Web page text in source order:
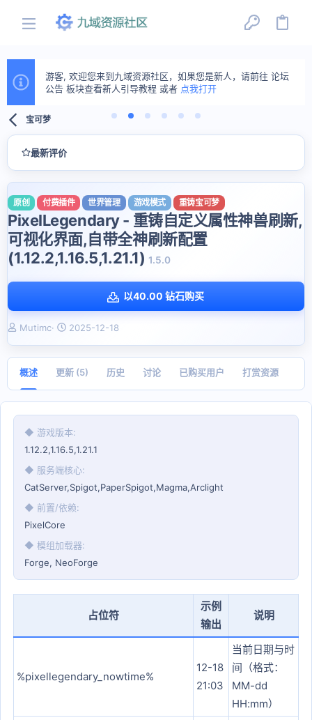
游客, 欢迎您来到九域资源社区，如果您是新人，请前往 论坛
公告 板块查看新人引导教程 或者 点我打开
已支持自助资源推荐投送，可在资源“更多选项”中使用金粒投
放。
宝可梦
最新评价
原创 付费插件 世界管理 游戏模式 重铸宝可梦
PixelLegendary - 重铸自定义属性神兽刷新,
可视化界面,自带全神刷新配置
(1.12.2,1.16.5,1.21.1) 1.5.0
以40.00 钻石购买
作
Mutimc
创
2025-12-18
概述 更新 (5) 历史 讨论 已购买用户 打赏资源
◆ 游戏版本
1.12.2,1.16.5,1.21.1
◆ 服务端核心
CatServer,Spigot,PaperSpigot,Magma,Arclight
◆ 前置/依赖
PixelCore
◆ 模组加载器
Forge
NeoForge
占位符
示例
输出
说明
%pixellegendary_nowtime%
12-18
21:03
当前日期与时
间（格式：
MM-dd
HH:mm）